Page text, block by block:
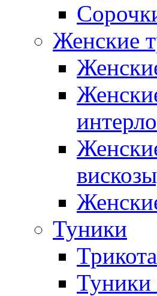
Женские
Туники
Туники